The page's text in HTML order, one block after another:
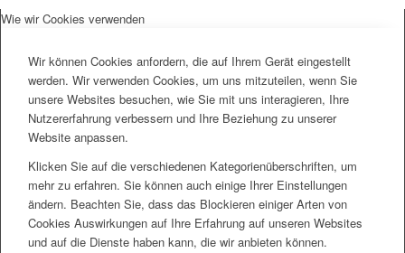
Wie wir Cookies verwenden
Wir können Cookies anfordern, die auf Ihrem Gerät eingestellt
werden. Wir verwenden Cookies, um uns mitzuteilen, wenn Sie
unsere Websites besuchen, wie Sie mit uns interagieren, Ihre
Nutzererfahrung verbessern und Ihre Beziehung zu unserer
Website anpassen.
Klicken Sie auf die verschiedenen Kategorienüberschriften, um
mehr zu erfahren. Sie können auch einige Ihrer Einstellungen
ändern. Beachten Sie, dass das Blockieren einiger Arten von
Cookies Auswirkungen auf Ihre Erfahrung auf unseren Websites
und auf die Dienste haben kann, die wir anbieten können.